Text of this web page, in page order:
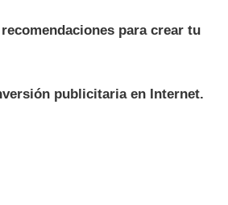
para crear tu
publicitaria en Internet.